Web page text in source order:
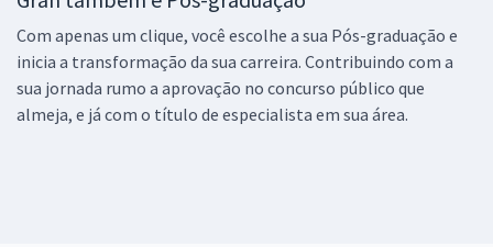
Com apenas um clique, você escolhe a sua Pós-graduação e
inicia a transformação da sua carreira. Contribuindo com a
sua jornada rumo a aprovação no concurso público que
almeja, e já com o título de especialista em sua área.